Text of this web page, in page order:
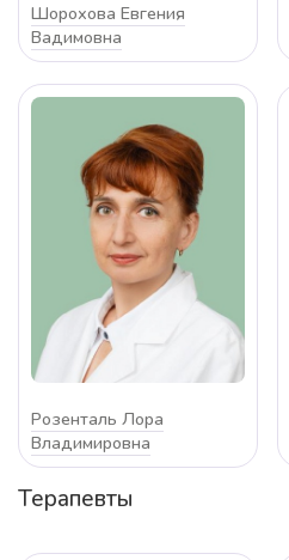
Шорохова Евгения
Вадимовна
Розенталь Лора
Владимировна
Терапевты